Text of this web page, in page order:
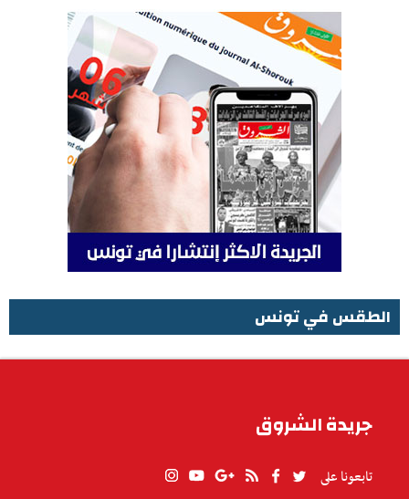
الطقس في تونس
جريدة الشروق
تابعونا على